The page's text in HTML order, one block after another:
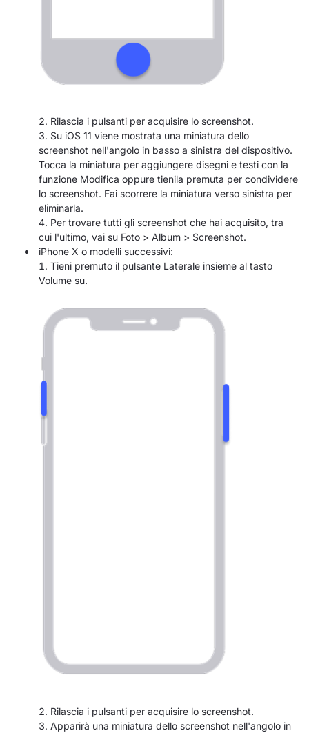
Rilascia i pulsanti per acquisire lo screenshot.
Su iOS 11 viene mostrata una miniatura dello
screenshot nell'angolo in basso a sinistra del dispositivo.
Tocca la miniatura per aggiungere disegni e testi con la
funzione Modifica oppure tienila premuta per condividere
lo screenshot. Fai scorrere la miniatura verso sinistra per
eliminarla.
Per trovare tutti gli screenshot che hai acquisito, tra
cui l'ultimo, vai su Foto > Album > Screenshot.
iPhone X o modelli successivi:
Tieni premuto il pulsante Laterale insieme al tasto
Volume su.
Rilascia i pulsanti per acquisire lo screenshot.
Apparirà una miniatura dello screenshot nell'angolo in